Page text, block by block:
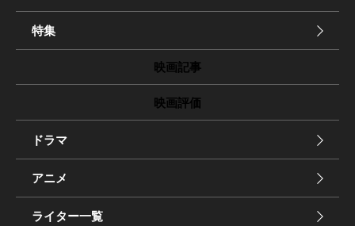
特集
映画記事
映画評価
ドラマ
アニメ
ライター一覧